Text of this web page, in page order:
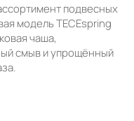
подвесных
модель TECEspring
чаша,
смыв и упрощённый